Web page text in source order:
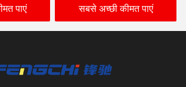
पाएं सबसे अच्छी कीमत पाएं